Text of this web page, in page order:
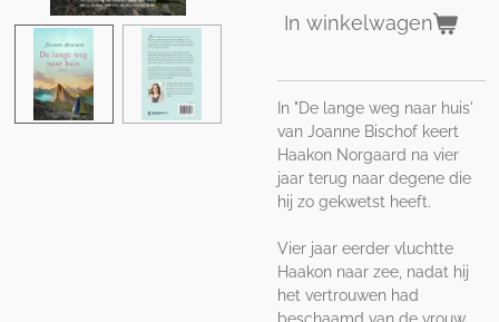
In winkelwagen
In "De lange weg naar huis'
van Joanne Bischof keert
Haakon Norgaard na vier
jaar terug naar degene die
hij zo gekwetst heeft.
Vier jaar eerder vluchtte
Haakon naar zee, nadat hij
het vertrouwen had
beschaamd van de vrouw